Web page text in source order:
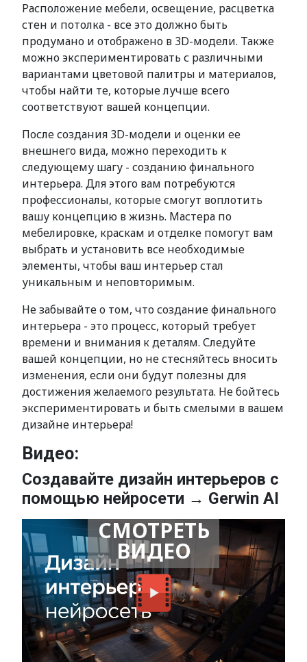
Расположение мебели, освещение, расцветка
стен и потолка - все это должно быть
продумано и отображено в 3D-модели. Также
можно экспериментировать с различными
вариантами цветовой палитры и материалов,
чтобы найти те, которые лучше всего
соответствуют вашей концепции.
После создания 3D-модели и оценки ее
внешнего вида, можно переходить к
следующему шагу - созданию финального
интерьера. Для этого вам потребуются
профессионалы, которые смогут воплотить
вашу концепцию в жизнь. Мастера по
мебелировке, краскам и отделке помогут вам
выбрать и установить все необходимые
элементы, чтобы ваш интерьер стал
уникальным и неповторимым.
Не забывайте о том, что создание финального
интерьера - это процесс, который требует
времени и внимания к деталям. Следуйте
вашей концепции, но не стесняйтесь вносить
изменения, если они будут полезны для
достижения желаемого результата. Не бойтесь
экспериментировать и быть смелыми в вашем
дизайне интерьера!
Видео:
Создавайте дизайн интерьеров с
помощью нейросети → Gerwin AI
СМОТРЕТЬ
ВИДЕО